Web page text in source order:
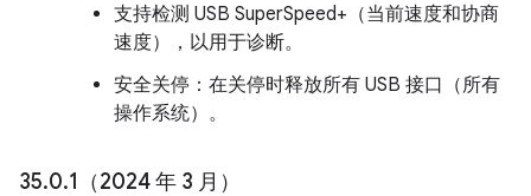
支持检测 USB SuperSpeed+（当前速度和协商
速度），以用于诊断。
安全关停：在关停时释放所有 USB 接口（所有
操作系统）。
35.0.1（2024 年 3 月）